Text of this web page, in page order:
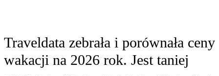
Traveldata zebrała i porównała ceny
wakacji na 2026 rok. Jest taniej